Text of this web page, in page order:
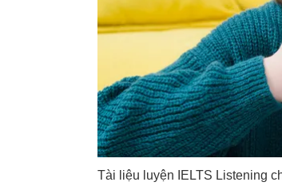
Tài liệu luyện IELTS Listening